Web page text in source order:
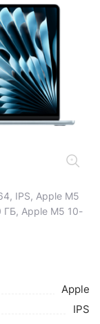
IPS, Apple M5
ГБ, Apple M5 10-
Apple
IPS